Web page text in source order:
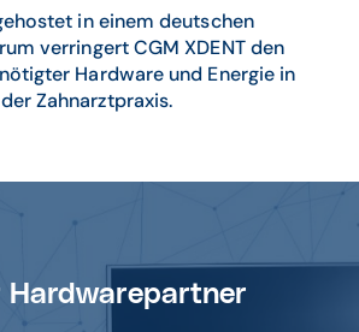
in einem deutschen
verringert CGM XDENT den
Hardware und Energie in
der Zahnarztpraxis.
Hardwarepartner